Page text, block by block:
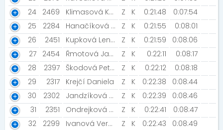
24
2469 Klimasová Kateřina Z K 0:21:48
0:07:54
25
2284 Hanačíková Bohumila Z K 0:21:55
0:08:01
26
2451 Kupková Lenka Z K 0:21:59
0:08:06
27
2454 Řmotová Jana Z K 0:22:11
0:08:17
28
2397 Škodová Petra [Škodovky] Z K 0:22:12
0:08:18
29
2317 Krejčí Daniela Z K 0:22:38
0:08:44
30
2302 Jandzíková Veronika Z K 0:22:39
0:08:46
31
2351 Ondrejková Zuzana Z K 0:22:41
0:08:47
32
2299 Ivanová Veronika Z K 0:22:43
0:08:49